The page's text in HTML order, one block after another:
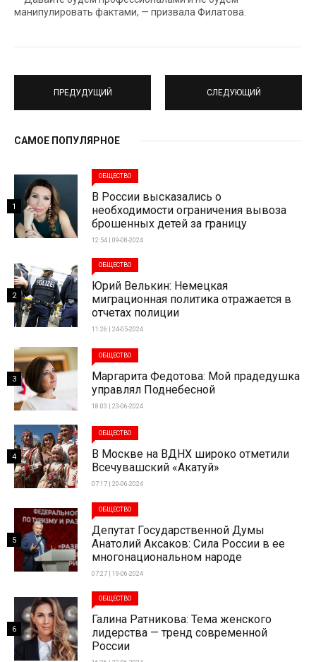
манипулировать фактами, — призвала Филатова.
ПРЕДУДУЩИЙ СЛЕДУЮЩИЙ
САМОЕ ПОПУЛЯРНОЕ
ОБЩЕСТВО
В России высказались о
необходимости ограничения вывоза
брошенных детей за границу
12:54 | 09-08-2024
1
ОБЩЕСТВО
Юрий Велькин: Немецкая
миграционная политика отражается в
отчетах полиции
11:26 | 24-05-2024
2
ОБЩЕСТВО
Маргарита Федотова: Мой прадедушка
управлял Поднебесной
18:03 | 23-06-2024
3
ОБЩЕСТВО
В Москве на ВДНХ широко отметили
Всечувашский «Акатуй»
07:17 | 20-06-2024
4
ОБЩЕСТВО
Депутат Государственной Думы
Анатолий Аксаков: Сила России в ее
многонациональном народе
07:27 | 19-06-2024
5
ОБЩЕСТВО
Галина Ратникова: Тема женского
лидерства — тренд современной
России
6